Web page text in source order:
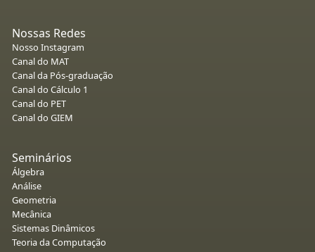
Nossas Redes
Nosso Instagram
Canal do MAT
Canal da Pós-graduação
Canal do Cálculo 1
Canal do PET
Canal do GIEM
Seminários
Álgebra
Análise
Geometria
Mecânica
Sistemas Dinâmicos
Teoria da Computação